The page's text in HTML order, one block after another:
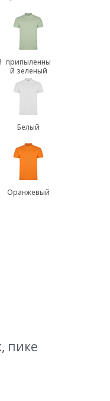
припыленны
й зеленый
Белый
Оранжевый
пике